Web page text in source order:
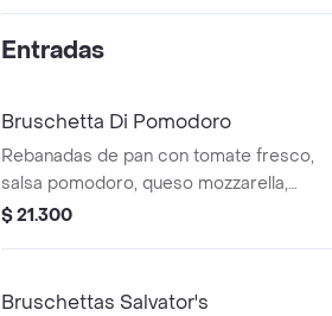
Entradas
Bruschetta Di Pomodoro
Rebanadas de pan con tomate fresco,
salsa pomodoro, queso mozzarella,
especias (6 unids).
$ 21.300
Bruschettas Salvator's